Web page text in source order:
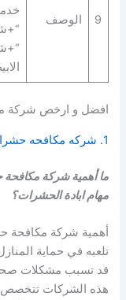
9 الوصف
افضل و ارخص شركة
1. شركه مكافحه حشرات في هليوبليس موثوقه مع الضمان
ما أهمية شركة
مهام ابادة الحشرات؟
أهمية شركة مكافحة
تلعبه في حماية
قد تسبب مشكلات
هذه الشركات تتخصص